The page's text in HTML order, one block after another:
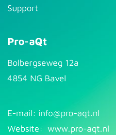
Support
Pro-aQt
Bolbergseweg 12a
4854 NG Bavel
E-mail: info@pr​o-aqt.nl
Website: www.pro-aqt.nl